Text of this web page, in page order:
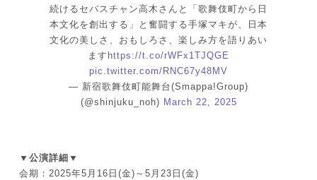
続けるセバスチャン高木さんと「歌舞伎町から日
本文化を創出する」と奮闘する手塚マキが、日本
文化の美しさ、おもしろさ、楽しみ方を語りあい
ます https://t.co/rWFx1TJQGE
pic.twitter.com/RNC67y48MV
— 新宿歌舞伎町能舞台(Smappa!Group)
(@shinjuku_noh) March 22, 2025
▼公演詳細▼
会期：2025年5月16日(金)～5月23日(金)